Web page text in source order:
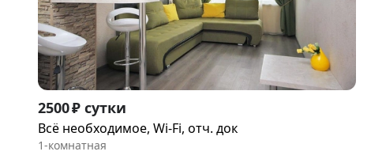
Item
1
of
2500 ₽ сутки
Всё необходимое, Wi-Fi, отч. док
1-комнатная